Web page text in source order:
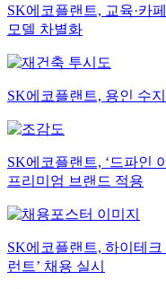
SK에코플랜트, 교육·카
모델 차별화
SK에코플랜트, 용인 수
SK에코플랜트, ‘드파인
프리미엄 브랜드 적용
SK에코플랜트, 하이테크
런트’ 채용 실시